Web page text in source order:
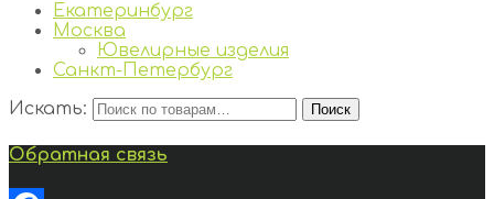
Екатеринбург
Москва
Ювелирные изделия
Санкт-Петербург
Искать:
Поиск
Обратная связь